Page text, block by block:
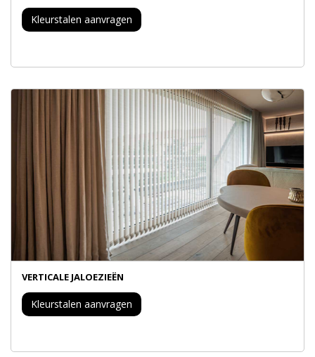
Kleurstalen aanvragen
VERTICALE JALOEZIEËN
Kleurstalen aanvragen